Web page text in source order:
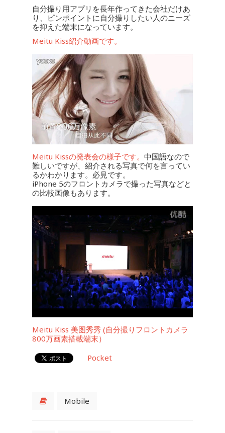
自分撮り用アプリを長年作ってきた会社だけあ
り、ピンポイントに自分撮りしたい人のニーズ
を抑えた端末になっています。
Meitu Kiss紹介動画です。
Meitu Kissの発表会の様子です。 中国語なので
難しいですが、紹介される写真で何を言ってい
るかわかります。必見です。
iPhone 5のフロントカメラで撮った写真などと
の比較画像もあります。
Meitu Kiss 美图秀秀 (自分撮りフロントカメラ
800万画素搭載端末）
Pocket
Mobile